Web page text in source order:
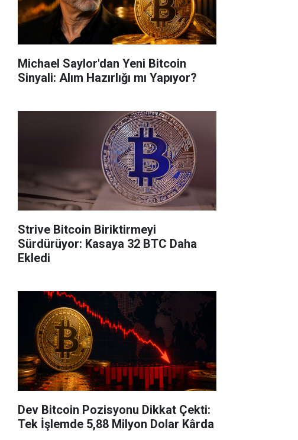
Michael Saylor'dan Yeni Bitcoin
Sinyali: Alım Hazırlığı mı Yapıyor?
Strive Bitcoin Biriktirmeyi
Sürdürüyor: Kasaya 32 BTC Daha
Ekledi
Dev Bitcoin Pozisyonu Dikkat Çekti:
Tek İşlemde 5,88 Milyon Dolar Kârda